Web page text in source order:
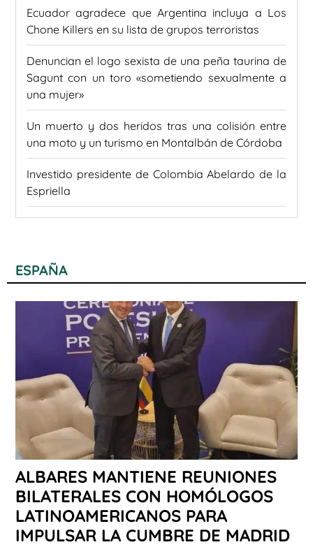
Ecuador agradece que Argentina incluya a Los
Chone Killers en su lista de grupos terroristas
Denuncian el logo sexista de una peña taurina de
Sagunt con un toro «sometiendo sexualmente a
una mujer»
Un muerto y dos heridos tras una colisión entre
una moto y un turismo en Montalbán de Córdoba
Investido presidente de Colombia Abelardo de la
Espriella
ESPAÑA
ALBARES MANTIENE REUNIONES
BILATERALES CON HOMÓLOGOS
LATINOAMERICANOS PARA
IMPULSAR LA CUMBRE DE MADRID